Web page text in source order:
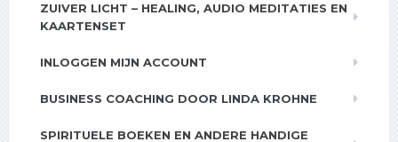
ZUIVER LICHT – HEALING, AUDIO MEDITATIES EN
KAARTENSET
INLOGGEN MIJN ACCOUNT
BUSINESS COACHING DOOR LINDA KROHNE
SPIRITUELE BOEKEN EN ANDERE HANDIGE